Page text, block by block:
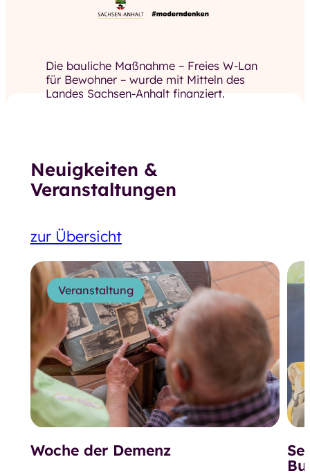
Die bauliche Maßnahme – Freies W-Lan
für Bewohner – wurde mit Mitteln des
Landes Sachsen-Anhalt finanziert.
Neuigkeiten &
Veranstaltungen
zur Übersicht
Veranstaltung
Woche der Demenz